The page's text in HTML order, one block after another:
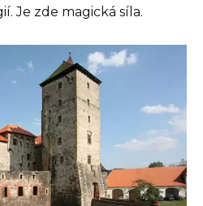
Je zde magická síla.